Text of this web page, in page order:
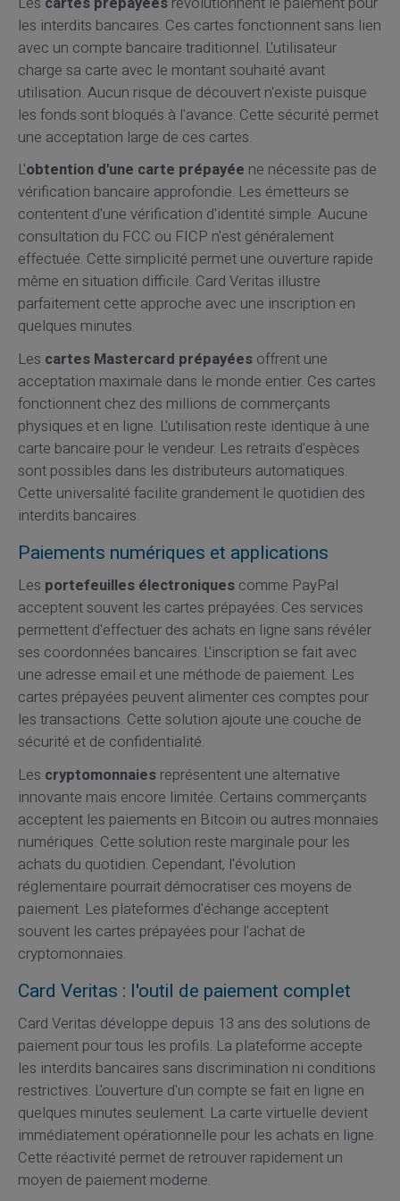
les interdits bancaires. Ces cartes fonctionnent sans lien
avec un compte bancaire traditionnel. L'utilisateur
charge sa carte avec le montant souhaité avant
utilisation. Aucun risque de découvert n'existe puisque
les fonds sont bloqués à l'avance. Cette sécurité permet
une acceptation large de ces cartes.
L'obtention d'une carte prépayée ne nécessite pas de
vérification bancaire approfondie. Les émetteurs se
contentent d'une vérification d'identité simple. Aucune
consultation du FCC ou FICP n'est généralement
effectuée. Cette simplicité permet une ouverture rapide
même en situation difficile. Card Veritas illustre
parfaitement cette approche avec une inscription en
quelques minutes.
Les cartes Mastercard prépayéesoffrent une
acceptation maximale dans le monde entier. Ces cartes
fonctionnent chez des millions de commerçants
physiques et en ligne. L'utilisation reste identique à une
carte bancaire pour le vendeur. Les retraits d'espèces
sont possibles dans les distributeurs automatiques.
Cette universalité facilite grandement le quotidien des
interdits bancaires.
Paiements numériques et applications
Les portefeuilles électroniquescomme PayPal
acceptent souvent les cartes prépayées. Ces services
permettent d'effectuer des achats en ligne sans révéler
ses coordonnées bancaires. L'inscription se fait avec
une adresse email et une méthode de paiement. Les
cartes prépayées peuvent alimenter ces comptes pour
les transactions. Cette solution ajoute une couche de
sécurité et de confidentialité.
Les cryptomonnaiesreprésentent une alternative
innovante mais encore limitée. Certains commerçants
acceptent les paiements en Bitcoin ou autres monnaies
numériques. Cette solution reste marginale pour les
achats du quotidien. Cependant, l'évolution
réglementaire pourrait démocratiser ces moyens de
paiement. Les plateformes d'échange acceptent
souvent les cartes prépayées pour l'achat de
cryptomonnaies.
Card Veritas : l'outil de paiement complet
Card Veritas développe depuis 13 ans des solutions de
paiement pour tous les profils. La plateforme accepte
les interdits bancaires sans discrimination ni conditions
restrictives. L'ouverture d'un compte se fait en ligne en
quelques minutes seulement. La carte virtuelle devient
immédiatement opérationnelle pour les achats en ligne.
Cette réactivité permet de retrouver rapidement un
moyen de paiement moderne.